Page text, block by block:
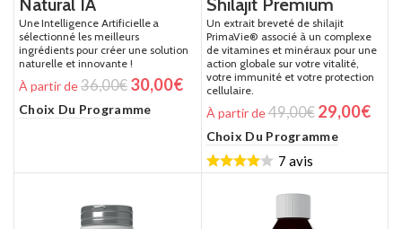
Natural IA
Une Intelligence Artificielle a
sélectionné les meilleurs
ingrédients pour créer une solution
naturelle et innovante !
À partir de36,00€ 30,00€
Choix Du Programme
Shilajit Premium
Un extrait breveté de shilajit
PrimaVie® associé à un complexe
de vitamines et minéraux pour une
action globale sur votre vitalité,
votre immunité et votre protection
cellulaire.
À partir de49,00€ 29,00€
Choix Du Programme
7 avis